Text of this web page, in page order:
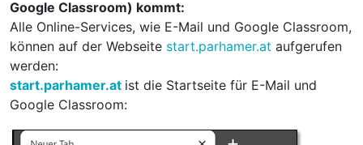
Google Classroom) kommt:
Alle Online-Services, wie E-Mail und Google Classroom,
können auf der Webseite start.parhamer.at aufgerufen
werden:
start.parhamer.at ist die Startseite für E-Mail und
Google Classroom: